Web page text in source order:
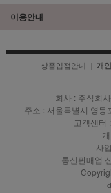
이용안내
상품입점안내 | 개
회사 : 주식회
주소 : 서울특별시 영
고객센터
사
통신판매업